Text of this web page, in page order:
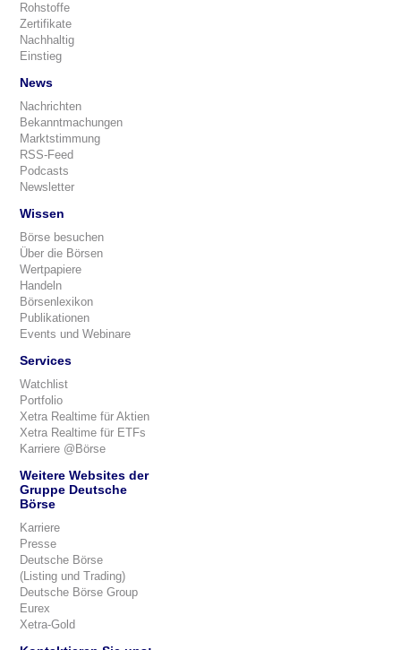
Rohstoffe
Zertifikate
Nachhaltig
Einstieg
News
Nachrichten
Bekanntmachungen
Marktstimmung
RSS-Feed
Podcasts
Newsletter
Wissen
Börse besuchen
Über die Börsen
Wertpapiere
Handeln
Börsenlexikon
Publikationen
Events und Webinare
Services
Watchlist
Portfolio
Xetra Realtime für Aktien
Xetra Realtime für ETFs
Karriere @Börse
Weitere Websites der
Gruppe Deutsche
Börse
Karriere
Presse
Deutsche Börse
(Listing und Trading)
Deutsche Börse Group
Eurex
Xetra-Gold